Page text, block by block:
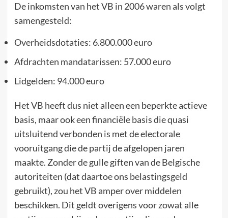
De inkomsten van het VB in 2006 waren als volgt
samengesteld:
Overheidsdotaties: 6.800.000 euro
Afdrachten mandatarissen: 57.000 euro
Lidgelden: 94.000 euro
Het VB heeft dus niet alleen een beperkte actieve
basis, maar ook een financiële basis die quasi
uitsluitend verbonden is met de electorale
vooruitgang die de partij de afgelopen jaren
maakte. Zonder de gulle giften van de Belgische
autoriteiten (dat daartoe ons belastingsgeld
gebruikt), zou het VB amper over middelen
beschikken. Dit geldt overigens voor zowat alle